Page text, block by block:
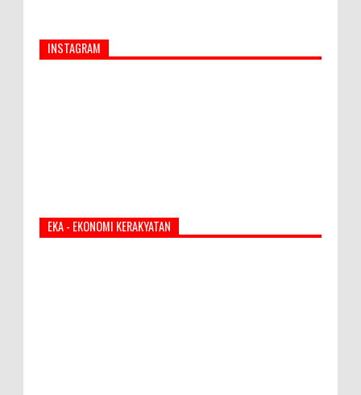
INSTAGRAM
EKA - EKONOMI KERAKYATAN